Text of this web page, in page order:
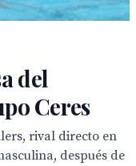
del
Ceres
rival directo en
después de